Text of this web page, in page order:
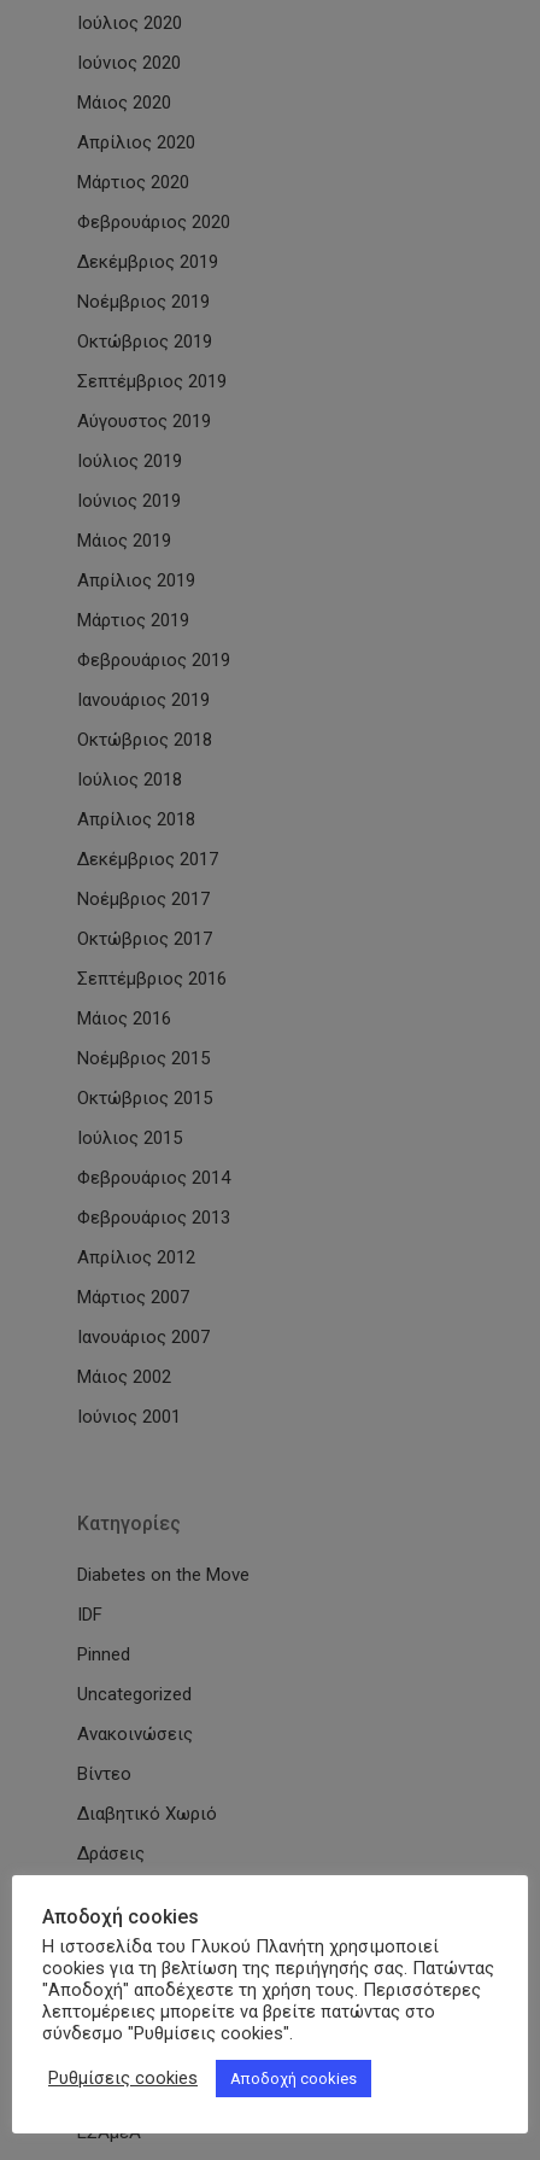
Ιούλιος 2020
Ιούνιος 2020
Μάιος 2020
Απρίλιος 2020
Μάρτιος 2020
Φεβρουάριος 2020
Δεκέμβριος 2019
Νοέμβριος 2019
Οκτώβριος 2019
Σεπτέμβριος 2019
Αύγουστος 2019
Ιούλιος 2019
Ιούνιος 2019
Μάιος 2019
Απρίλιος 2019
Μάρτιος 2019
Φεβρουάριος 2019
Ιανουάριος 2019
Οκτώβριος 2018
Ιούλιος 2018
Απρίλιος 2018
Δεκέμβριος 2017
Νοέμβριος 2017
Οκτώβριος 2017
Σεπτέμβριος 2016
Μάιος 2016
Νοέμβριος 2015
Οκτώβριος 2015
Ιούλιος 2015
Φεβρουάριος 2014
Φεβρουάριος 2013
Απρίλιος 2012
Μάρτιος 2007
Ιανουάριος 2007
Μάιος 2002
Ιούνιος 2001
Kατηγορίες
Diabetes on the Move
IDF
Pinned
Uncategorized
Ανακοινώσεις
Βίντεο
Διαβητικό Χωριό
Δράσεις
Εθνικές & Διεθνείς Συμβάσεις
Εκδηλώσεις Συλλόγων
Εκπαίδευση
Επιστημονικά Άρθρα
ΕΣΑμεΑ
Αποδοχή cookies
Η ιστοσελίδα του Γλυκού Πλανήτη χρησιμοποιεί
cookies για τη βελτίωση της περιήγησής σας. Πατώντας
"Αποδοχή" αποδέχεστε τη χρήση τους. Περισσότερες
λεπτομέρειες μπορείτε να βρείτε πατώντας στο
σύνδεσμο "Ρυθμίσεις cookies".
Ρυθμίσεις cookies Αποδοχή cookies